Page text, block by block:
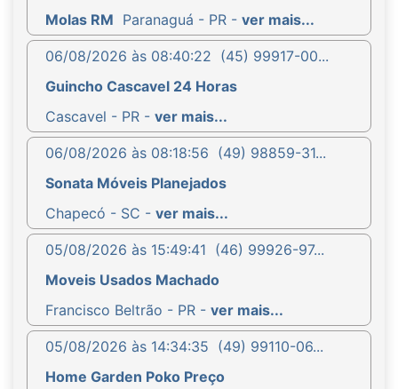
Molas RM Paranaguá - PR - ver mais...
06/08/2026 às 08:40:22 (45) 99917-00...
Guincho Cascavel 24 Horas
Cascavel - PR - ver mais...
06/08/2026 às 08:18:56 (49) 98859-31...
Sonata Móveis Planejados
Chapecó - SC - ver mais...
05/08/2026 às 15:49:41 (46) 99926-97...
Moveis Usados Machado
Francisco Beltrão - PR - ver mais...
05/08/2026 às 14:34:35 (49) 99110-06...
Home Garden Poko Preço